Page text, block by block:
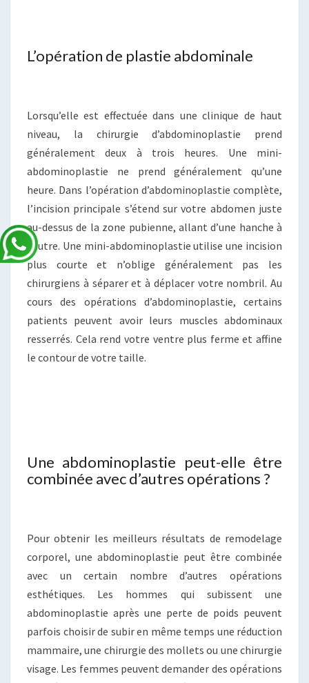
L’opération de plastie abdominale
Lorsqu’elle est effectuée dans une clinique de haut
niveau, la chirurgie d’abdominoplastie prend
généralement deux à trois heures. Une mini-
abdominoplastie ne prend généralement qu’une
heure. Dans l’opération d’abdominoplastie complète,
l’incision principale s’étend sur votre abdomen juste
au-dessus de la zone pubienne, allant d’une hanche à
l’autre. Une mini-abdominoplastie utilise une incision
plus courte et n’oblige généralement pas les
chirurgiens à séparer et à déplacer votre nombril. Au
cours des opérations d’abdominoplastie, certains
patients peuvent avoir leurs muscles abdominaux
resserrés. Cela rend votre ventre plus ferme et affine
le contour de votre taille.
Une abdominoplastie peut-elle être
combinée avec d’autres opérations ?
Pour obtenir les meilleurs résultats de remodelage
corporel, une abdominoplastie peut être combinée
avec un certain nombre d’autres opérations
esthétiques. Les hommes qui subissent une
abdominoplastie après une perte de poids peuvent
parfois choisir de subir en même temps une réduction
mammaire, une chirurgie des mollets ou une chirurgie
visage. Les femmes peuvent demander des opérations